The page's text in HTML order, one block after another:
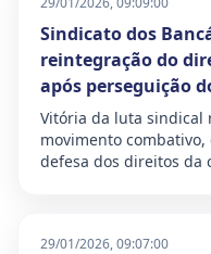
Sindicato dos
reintegração do
após perseguição
Vitória da luta sindical
movimento
defesa dos direitos da
29/01/2026, 09:07:00